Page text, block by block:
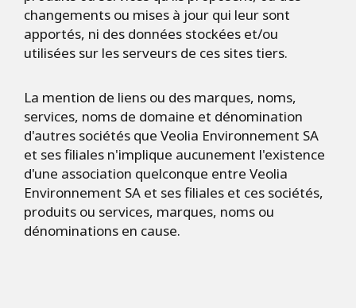
changements ou mises à jour qui leur sont
apportés, ni des données stockées et/ou
utilisées sur les serveurs de ces sites tiers.
La mention de liens ou des marques, noms,
services, noms de domaine et dénomination
d'autres sociétés que Veolia Environnement SA
et ses filiales n'implique aucunement l'existence
d'une association quelconque entre Veolia
Environnement SA et ses filiales et ces sociétés,
produits ou services, marques, noms ou
dénominations en cause.